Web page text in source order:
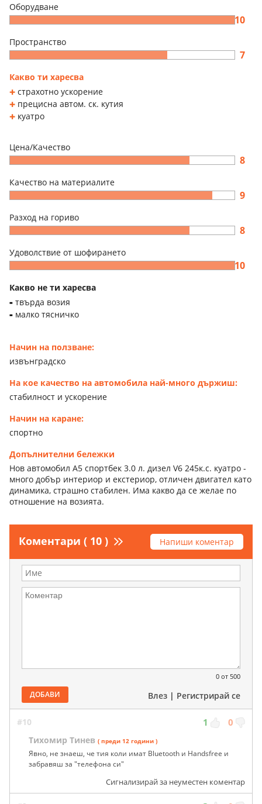
Оборудване
10
Пространство
7
Какво ти харесва
страхотно ускорение
прецисна автом. ск. кутия
куатро
Цена/Качество
8
Качество на материалите
9
Разход на гориво
8
Удоволствие от шофирането
10
Какво не ти харесва
твърда возия
малко тясничко
Начин на ползване:
извънградско
На кое качество на автомобила най-много държиш:
стабилност и ускорение
Начин на каране:
спортно
Допълнителни бележки
Нов автомобил А5 спортбек 3.0 л. дизел V6 245к.с. куатро -
много добър интериор и екстериор, отличен двигател като
динамика, страшно стабилен. Има какво да се желае по
отношение на возията.
Коментари ( 10 ) Напиши коментар
0 от 500
ДОБАВИ Влез | Регистрирай се
#10 1 0
Тихомир Тинев ( преди 12 години )
Явно, не знаеш, че тия коли имат Bluetooth и Handsfree и
забравяш за "телефона си"
Сигнализирай за неуместен коментар